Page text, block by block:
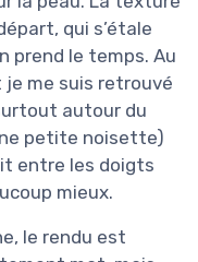
qui s’étale
prend le temps. Au
je me suis retrouvé
autour du
petite noisette)
entre les doigts
mieux.
le rendu est